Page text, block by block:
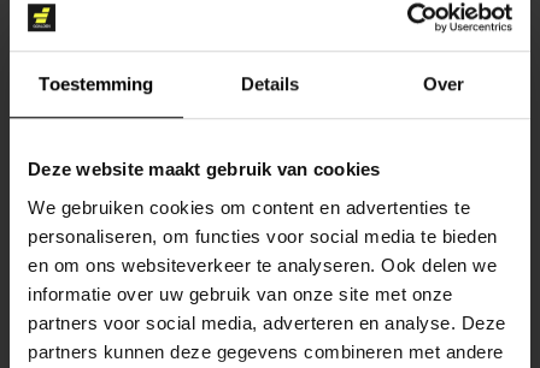
Toestemming Details Over
Deze website maakt gebruik van cookies
We gebruiken cookies om content en advertenties te
personaliseren, om functies voor social media te bieden
en om ons websiteverkeer te analyseren. Ook delen we
informatie over uw gebruik van onze site met onze
partners voor social media, adverteren en analyse. Deze
partners kunnen deze gegevens combineren met andere
CONTENT CREATIE